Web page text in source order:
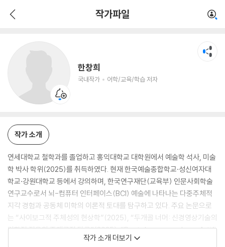
작가파일
한창희
국내작가 어학/교육/학습 저자
어학/교육/학습 저자
작가 소개
연세대학교 철학과를 졸업하고 홍익대학교 대학원에서 예술학 석사, 미술
학 박사 학위(2025)를 취득하였다. 현재 한국예술종합학교·성신여자대
학교·강원대학교 등에서 강의하며, 한국연구재단(교육부) 인문사회학술
연구교수로서 뇌-컴퓨터 인터페이스(BCI) 예술에 나타나는 다중주체적
지각 경험과 공동체 미학의 이론적 토대를 탐구하고 있다. 주요 논문으로
는 “사이보그적 주체성의 현상학”(2025), “두개골 너머: 신경영상기술의
미학적 전유와 존재론적 탐구”(2025), “Postphenomenology, Artifi
cial Intelligence, and Cyborg Intentionalit”(2024), “Neural Sov
작가 소개 더보기